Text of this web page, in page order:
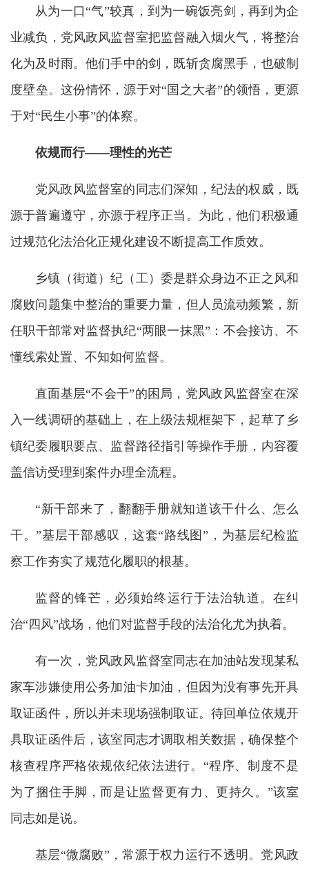
从为一口“气”较真，到为一碗饭亮剑，再到为企
业减负，党风政风监督室把监督融入烟火气，将整治
化为及时雨。他们手中的剑，既斩贪腐黑手，也破制
度壁垒。这份情怀，源于对“国之大者”的领悟，更源
于对“民生小事”的体察。
依规而行——理性的光芒
党风政风监督室的同志们深知，纪法的权威，既
源于普遍遵守，亦源于程序正当。为此，他们积极通
过规范化法治化正规化建设不断提高工作质效。
乡镇（街道）纪（工）委是群众身边不正之风和
腐败问题集中整治的重要力量，但人员流动频繁，新
任职干部常对监督执纪“两眼一抹黑”：不会接访、不
懂线索处置、不知如何监督。
直面基层“不会干”的困局，党风政风监督室在深
入一线调研的基础上，在上级法规框架下，起草了乡
镇纪委履职要点、监督路径指引等操作手册，内容覆
盖信访受理到案件办理全流程。
“新干部来了，翻翻手册就知道该干什么、怎么
干。”基层干部感叹，这套“路线图”，为基层纪检监
察工作夯实了规范化履职的根基。
监督的锋芒，必须始终运行于法治轨道。在纠
治“四风”战场，他们对监督手段的法治化尤为执着。
有一次，党风政风监督室同志在加油站发现某私
家车涉嫌使用公务加油卡加油，但因为没有事先开具
取证函件，所以并未现场强制取证。待回单位依规开
具取证函件后，该室同志才调取相关数据，确保整个
核查程序严格依规依纪依法进行。“程序、制度不是
为了捆住手脚，而是让监督更有力、更持久。”该室
同志如是说。
基层“微腐败”，常源于权力运行不透明。党风政